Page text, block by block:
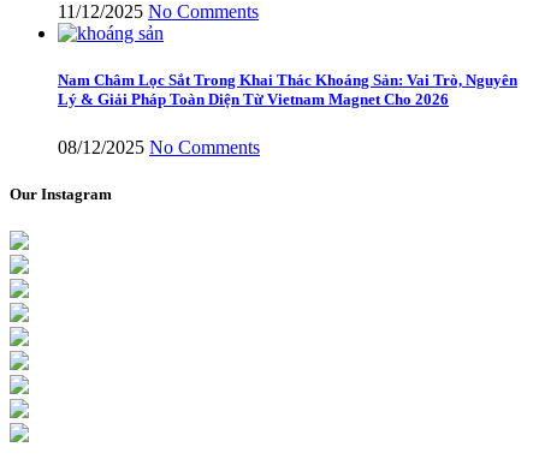
11/12/2025 No Comments
Nam Châm Lọc Sắt Trong Khai Thác Khoáng Sản: Vai Trò, Nguyên
Lý & Giải Pháp Toàn Diện Từ Vietnam Magnet Cho 2026
08/12/2025 No Comments
Our Instagram